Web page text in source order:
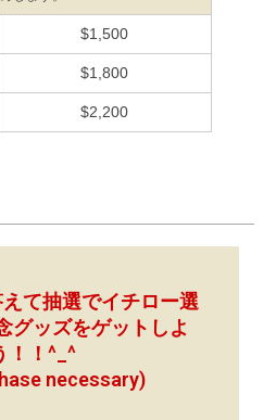
$1,500
$1,800
$2,200
て抽選でイチロー選
グッズをゲットしよ
！！^_^
necessary)